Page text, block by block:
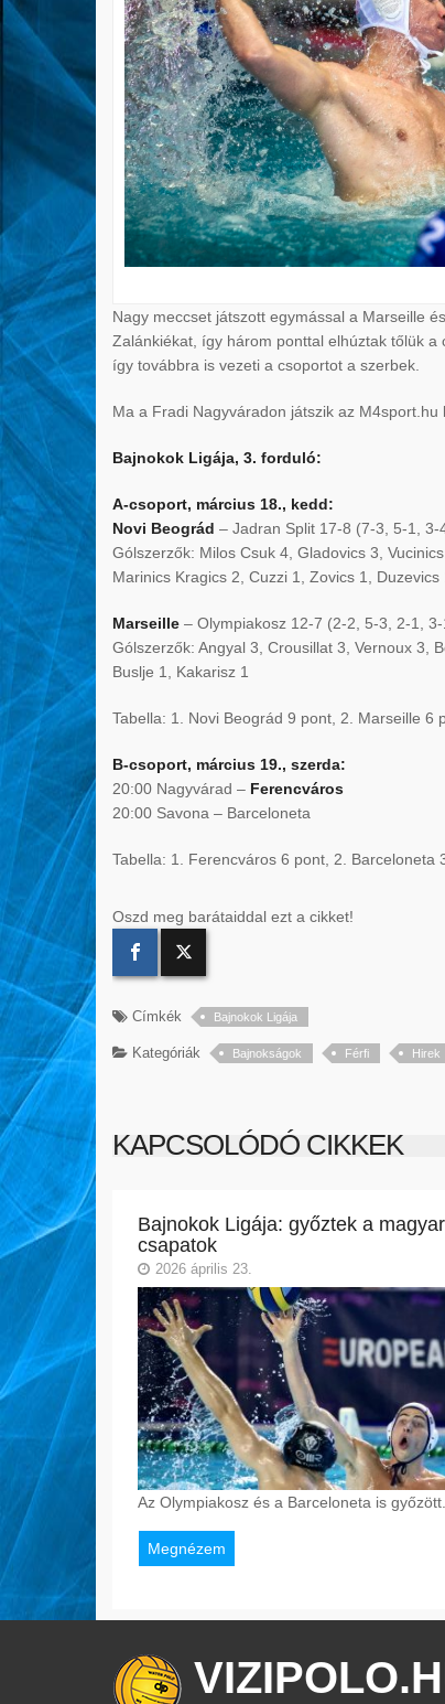
Nagy meccset játszott egymással a Marseille
Zalánkiékat, így három ponttal elhúztak tőlük a
így továbbra is vezeti a csoportot a szerbek.
Ma a Fradi Nagyváradon játszik az M4sport.hu
Bajnokok Ligája, 3. forduló:
A-csoport, március 18., kedd:
Novi Beográd – Jadran Split 17-8 (7-3, 5-1, 3-
Gólszerzők: Milos Csuk 4, Gladovics 3,
Marinics Kragics 2, Cuzzi 1, Zovics 1, Duzevics
Marseille – Olympiakosz 12-7 (2-2, 5-3, 2-1, 3-
Gólszerzők: Angyal 3, Crousillat 3, Vernoux 3,
Buslje 1, Kakarisz 1
Tabella: 1. Novi Beográd 9 pont, 2. Marseille
B-csoport, március 19., szerda:
20:00 Nagyvárad – Ferencváros
20:00 Savona – Barceloneta
Tabella: 1. Ferencváros 6 pont, 2.
Oszd meg barátaiddal ezt a cikket!
Címkék Bajnokok Ligája
Kategóriák Bajnokságok Férfi Hirek
KAPCSOLÓDÓ CIKKEK
Bajnokok Ligája: győztek a
csapatok
2026 április 23.
Az Olympiakosz és a Barceloneta is győzött.
Megnézem